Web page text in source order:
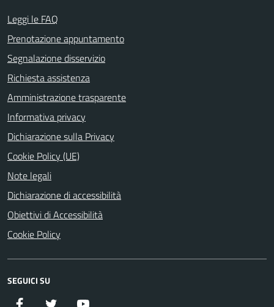
Leggi le FAQ
Prenotazione appuntamento
Segnalazione disservizio
Richiesta assistenza
Amministrazione trasparente
Informativa privacy
Dichiarazione sulla Privacy
Cookie Policy (UE)
Note legali
Dichiarazione di accessibilità
Obiettivi di Accessibilità
Cookie Policy
SEGUICI SU
Facebook Twitter